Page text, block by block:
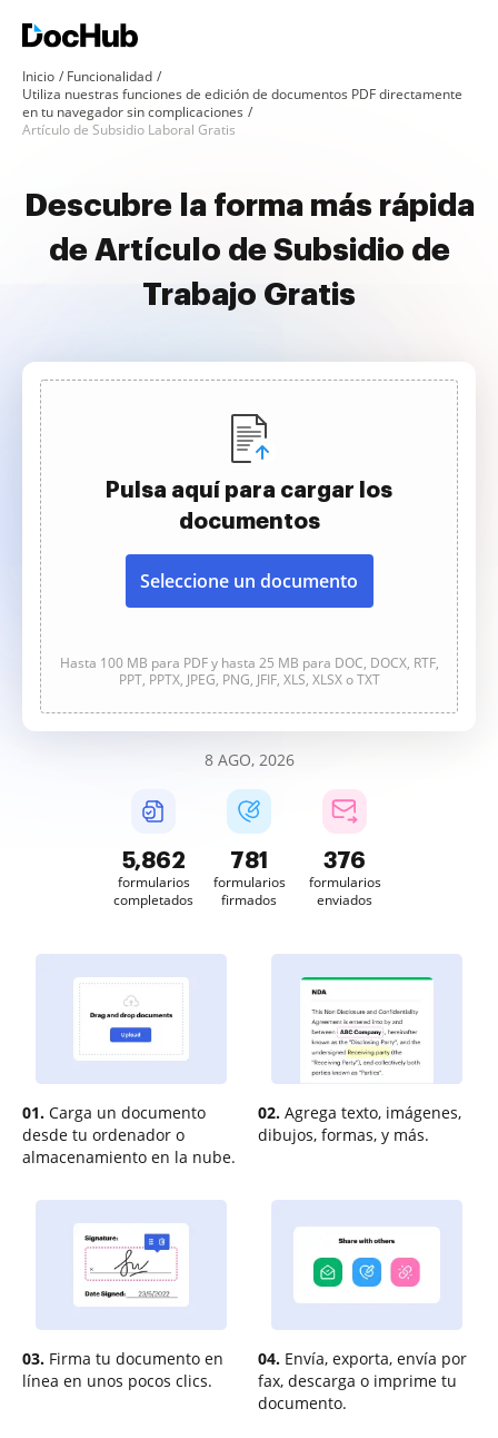
Inicio
Funcionalidad
Utiliza nuestras funciones de edición de documentos PDF directamente
en tu navegador sin complicaciones
Artículo de Subsidio Laboral Gratis
Descubre la forma más rápida
de Artículo de Subsidio de
Trabajo Gratis
Pulsa aquí para cargar los
documentos
Seleccione un documento
Hasta 100 MB para PDF y hasta 25 MB para DOC, DOCX, RTF,
PPT, PPTX, JPEG, PNG, JFIF, XLS, XLSX o TXT
8 AGO, 2026
5,863
formularios
completados
781
formularios
firmados
376
formularios
enviados
01. Carga un documento
desde tu ordenador o
almacenamiento en la nube.
02. Agrega texto, imágenes,
dibujos, formas, y más.
03. Firma tu documento en
línea en unos pocos clics.
04. Envía, exporta, envía por
fax, descarga o imprime tu
documento.